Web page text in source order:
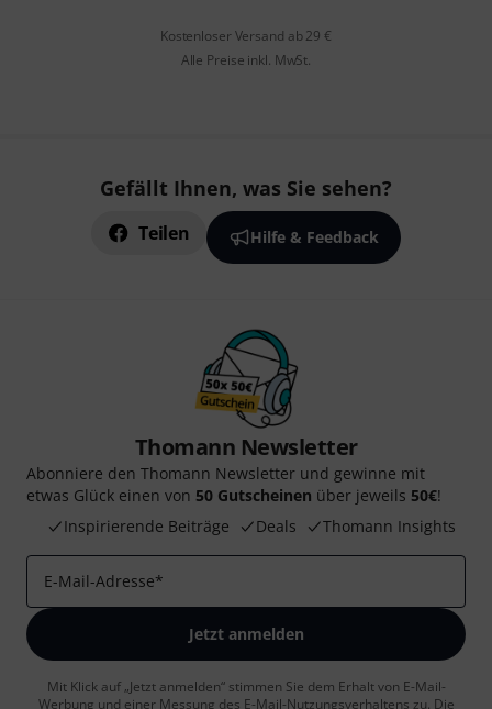
Kostenloser Versand ab 29 €
Alle Preise inkl. MwSt.
Gefällt Ihnen, was Sie sehen?
Teilen Hilfe & Feedback
Thomann Newsletter
Abonniere den Thomann Newsletter und gewinne mit
etwas Glück einen von 50 Gutscheinen über jeweils 50€!
Inspirierende Beiträge
Deals Thomann Insights
E-Mail-Adresse*
Jetzt anmelden
Mit Klick auf „Jetzt anmelden“ stimmen Sie dem Erhalt von E-Mail-
Werbung und einer Messung des E-Mail-Nutzungsverhaltens zu. Die